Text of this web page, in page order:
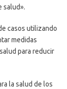
salud».
casos utilizando
medidas
para reducir
la salud de los